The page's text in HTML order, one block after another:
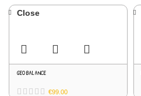
Close
GEO BALANCE
€99.00